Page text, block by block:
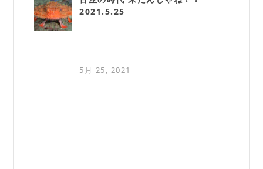
2021.5.25
5月 25, 2021